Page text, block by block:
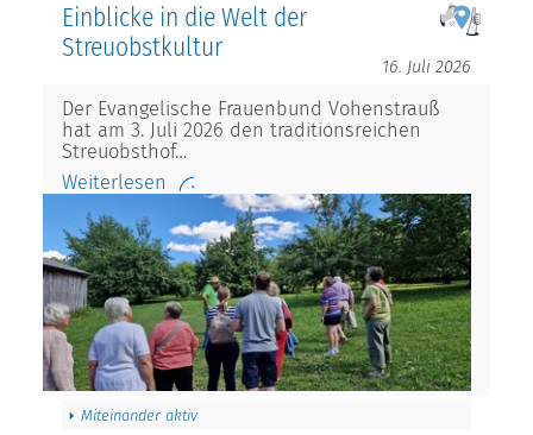
Einblicke in die Welt der
Streuobstkultur
16. Juli 2026
Der Evangelische Frauenbund Vohenstrauß
hat am 3. Juli 2026 den traditionsreichen
Streuobsthof…
Weiterlesen
Miteinander aktiv